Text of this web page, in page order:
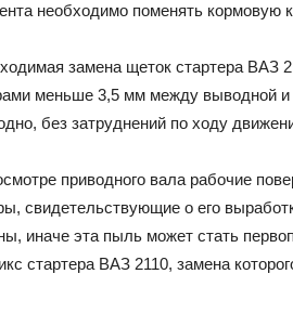
необходимо поменять кормовую
замена щеток стартера ВАЗ
меньше 3,5 мм между выводной
без затруднений по ходу
приводного вала рабочие
свидетельствующие о его
иначе эта пыль может стать
стартера ВАЗ 2110, замена